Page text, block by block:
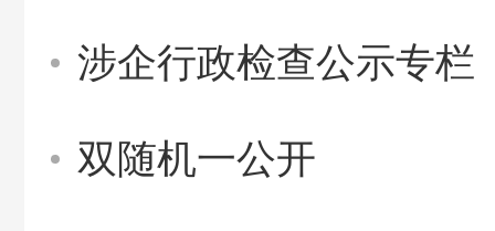
涉企行政检查公示专栏
双随机一公开